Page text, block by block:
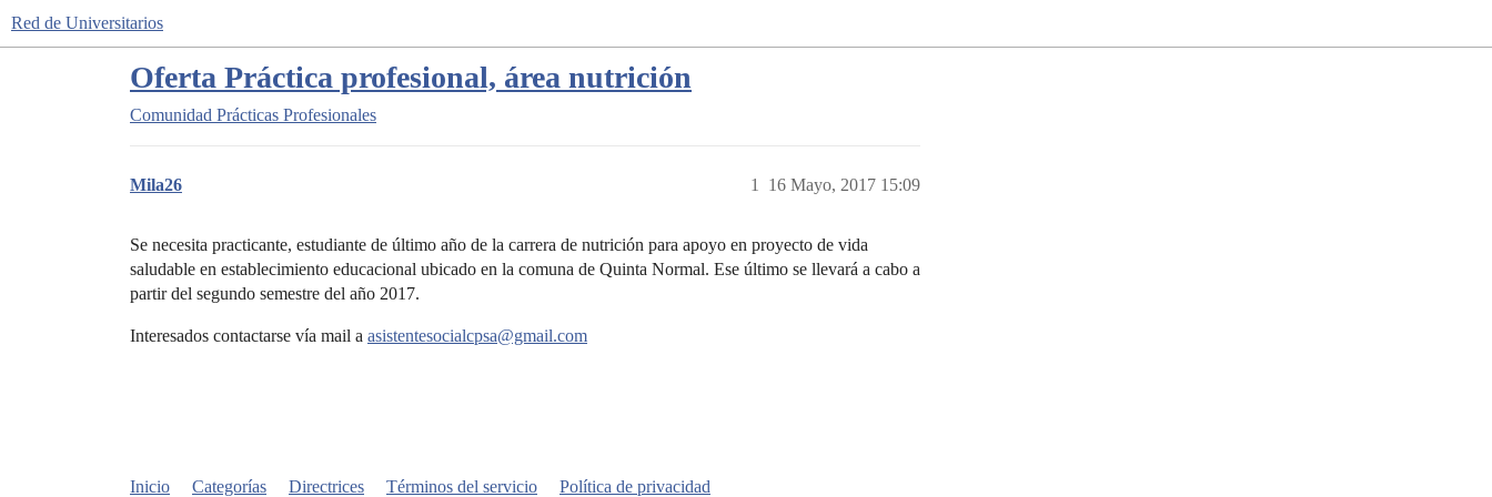
Red de Universitarios
Oferta Práctica profesional, área nutrición
Comunidad Prácticas Profesionales
Mila26 16 Mayo, 2017 15:09
1
Se necesita practicante, estudiante de último año de la carrera de nutrición para apoyo en proyecto de vida
saludable en establecimiento educacional ubicado en la comuna de Quinta Normal. Ese último se llevará a cabo a
partir del segundo semestre del año 2017.
Interesados contactarse vía mail a asistentesocialcpsa@gmail.com
Inicio Categorías Directrices Términos del servicio Política de privacidad